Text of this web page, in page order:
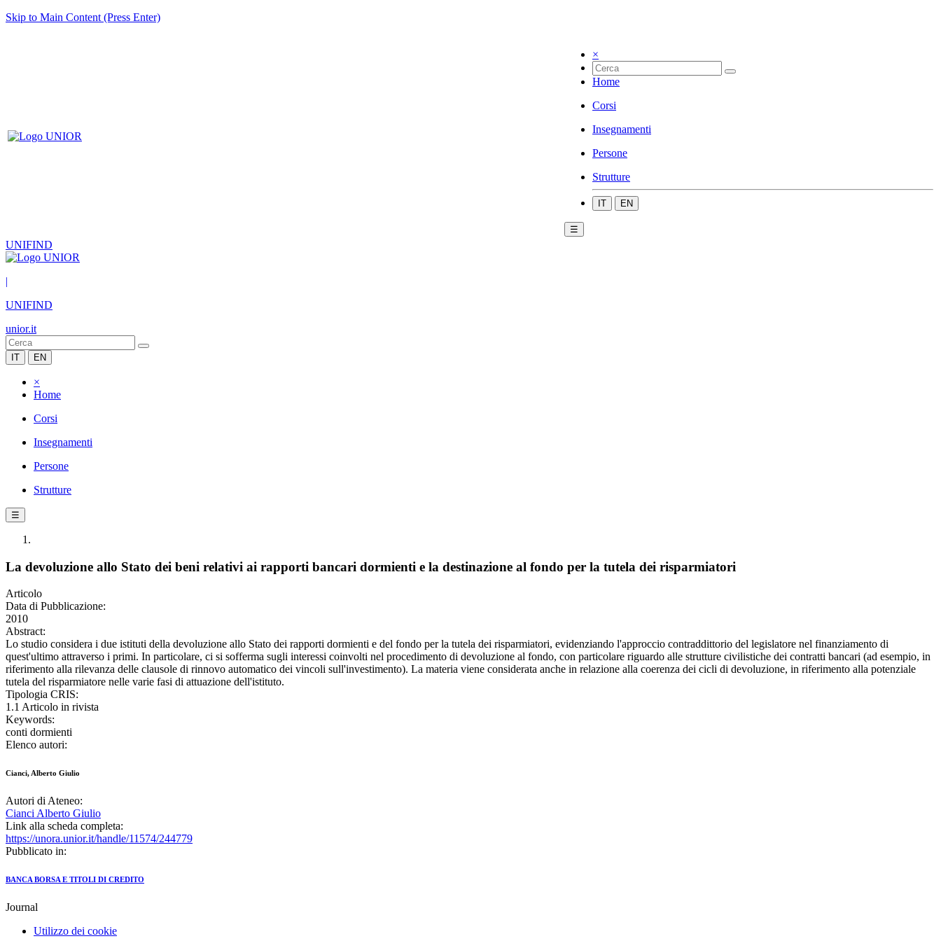
Skip to Main Content (Press Enter)
×
Home
Corsi
Insegnamenti
Persone
Strutture
IT EN
☰
UNIFIND
|
UNIFIND
unior.it
IT EN
×
Home
Corsi
Insegnamenti
Persone
Strutture
☰
La devoluzione allo Stato dei beni relativi ai rapporti bancari dormienti e la destinazione al fondo per la tutela dei risparmiatori
Articolo
Data di Pubblicazione:
2010
Abstract:
Lo studio considera i due istituti della devoluzione allo Stato dei rapporti dormienti e del fondo per la tutela dei risparmiatori, evidenziando l'approccio contraddittorio del legislatore nel finanziamento di
quest'ultimo attraverso i primi. In particolare, ci si sofferma sugli interessi coinvolti nel procedimento di devoluzione al fondo, con particolare riguardo alle strutture civilistiche dei contratti bancari (ad esempio, in
riferimento alla rilevanza delle clausole di rinnovo automatico dei vincoli sull'investimento). La materia viene considerata anche in relazione alla coerenza dei cicli di devoluzione, in riferimento alla potenziale
tutela del risparmiatore nelle varie fasi di attuazione dell'istituto.
Tipologia CRIS:
1.1 Articolo in rivista
Keywords:
conti dormienti
Elenco autori:
Cianci, Alberto Giulio
Autori di Ateneo:
Cianci Alberto Giulio
Link alla scheda completa:
https://unora.unior.it/handle/11574/244779
Pubblicato in:
BANCA BORSA E TITOLI DI CREDITO
Journal
Utilizzo dei cookie